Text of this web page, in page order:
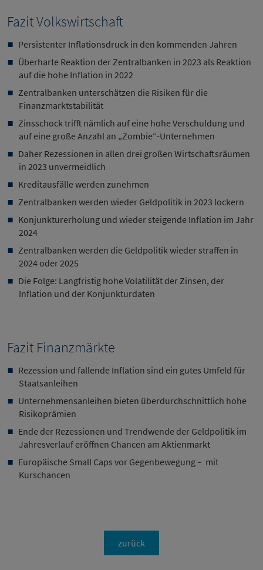
Fazit Volkswirtschaft
Persistenter Inflationsdruck in den kommenden Jahren
Überharte Reaktion der Zentralbanken in 2023 als Reaktion
auf die hohe Inflation in 2022
Zentralbanken unterschätzen die Risiken für die
Finanzmarktstabilität
Zinsschock trifft nämlich auf eine hohe Verschuldung und
auf eine große Anzahl an „Zombie“-Unternehmen
Daher Rezessionen in allen drei großen Wirtschaftsräumen
in 2023 unvermeidlich
Kreditausfälle werden zunehmen
Zentralbanken werden wieder Geldpolitik in 2023 lockern
Konjunkturerholung und wieder steigende Inflation im Jahr
2024
Zentralbanken werden die Geldpolitik wieder straffen in
2024 oder 2025
Die Folge: Langfristig hohe Volatilität der Zinsen, der
Inflation und der Konjunkturdaten
Fazit Finanzmärkte
Rezession und fallende Inflation sind ein gutes Umfeld für
Staatsanleihen
Unternehmensanleihen bieten überdurchschnittlich hohe
Risikoprämien
Ende der Rezessionen und Trendwende der Geldpolitik im
Jahresverlauf eröffnen Chancen am Aktienmarkt
Europäische Small Caps vor Gegenbewegung – mit
Kurschancen
zurück